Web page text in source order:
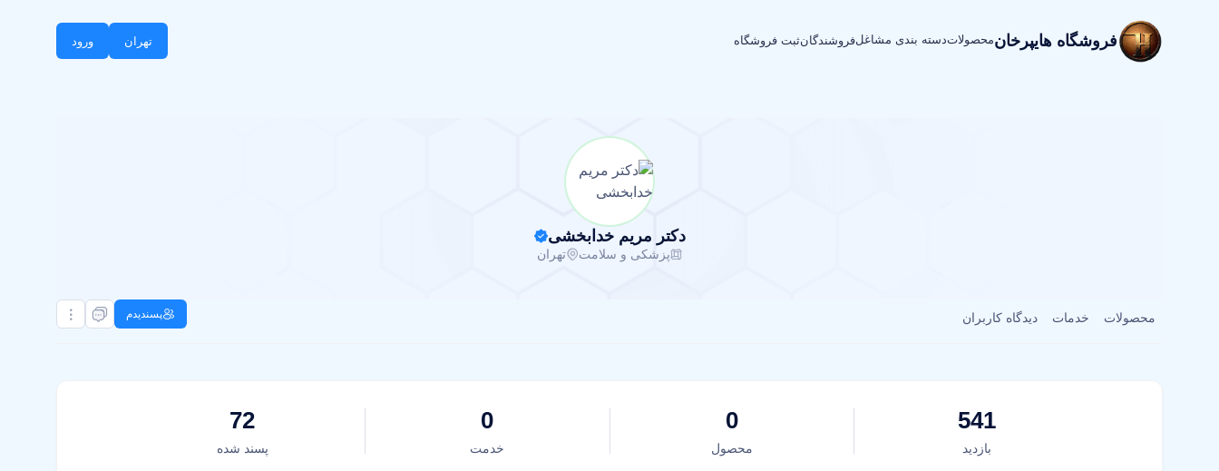
فروشگاه هایپرخانمحصولاتدسته بندی مشاغلفروشندگانثبت فروشگاه تهران ورود
دکتر مریم خدابخشی
پزشکی و سلامت تهران
محصولات خدمات دیدگاه کاربران پسندیدم
541
بازدید
0
محصول
0
خدمت
72
پسند شده